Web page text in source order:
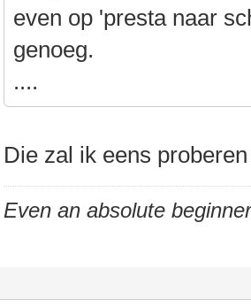
even op 'presta naar
genoeg.
....
Die zal ik eens
Even an absolute